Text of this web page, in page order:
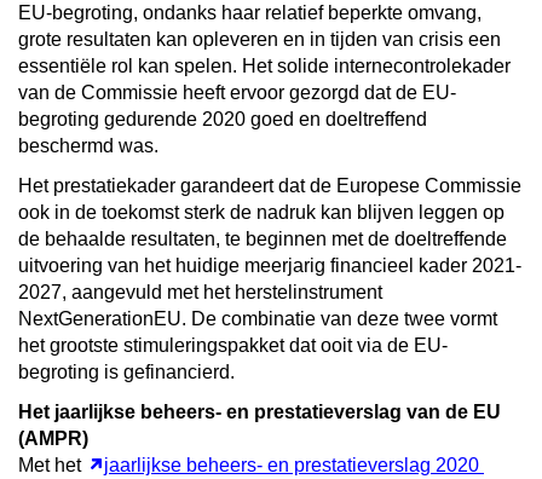
EU-begroting, ondanks haar relatief beperkte omvang,
grote resultaten kan opleveren en in tijden van crisis een
essentiële rol kan spelen. Het solide internecontrolekader
van de Commissie heeft ervoor gezorgd dat de EU-
begroting gedurende 2020 goed en doeltreffend
beschermd was.
Het prestatiekader garandeert dat de Europese Commissie
ook in de toekomst sterk de nadruk kan blijven leggen op
de behaalde resultaten, te beginnen met de doeltreffende
uitvoering van het huidige meerjarig financieel kader 2021-
2027, aangevuld met het herstelinstrument
NextGenerationEU. De combinatie van deze twee vormt
het grootste stimuleringspakket dat ooit via de EU-
begroting is gefinancierd.
Het jaarlijkse beheers- en prestatieverslag van de EU
(AMPR)
Met het
jaarlijkse beheers- en prestatieverslag 2020